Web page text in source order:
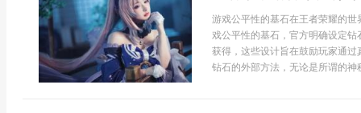
游戏公平性的基石在王者荣耀的
戏公平性的基石，官方明确设定
获得，这些设计旨在鼓励玩家通
钻石的外部方法，无论是所谓的